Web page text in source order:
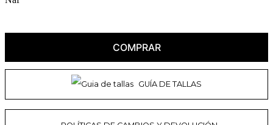
COMPRAR
GUÍA DE TALLAS